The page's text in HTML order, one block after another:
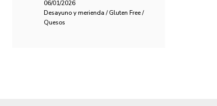
06/01/2026
Desayuno y merienda / Gluten Free /
Quesos